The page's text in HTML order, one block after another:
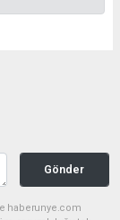
Gönder
haberunye.com